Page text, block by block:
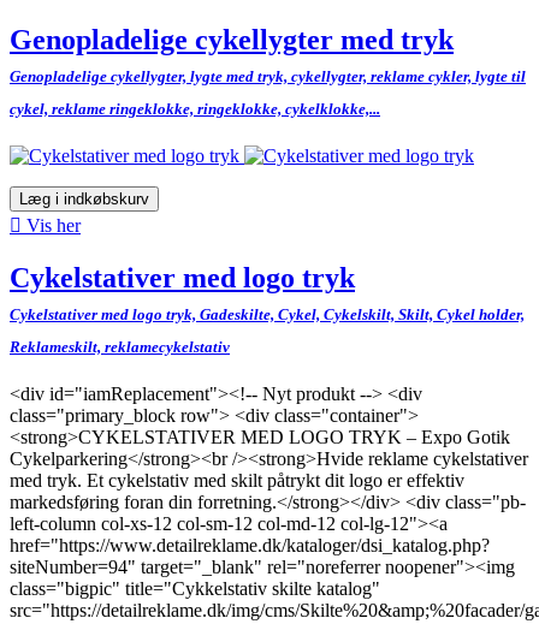
Genopladelige cykellygter med tryk
Genopladelige cykellygter, lygte med tryk, cykellygter, reklame cykler, lygte til
cykel, reklame ringeklokke, ringeklokke, cykelklokke,...
Læg i indkøbskurv
 Vis her
Cykelstativer med logo tryk
Cykelstativer med logo tryk, Gadeskilte, Cykel, Cykelskilt, Skilt, Cykel holder,
Reklameskilt, reklamecykelstativ
<div id="iamReplacement"><!-- Nyt produkt --> <div
class="primary_block row"> <div class="container">
<strong>CYKELSTATIVER MED LOGO TRYK – Expo Gotik
Cykelparkering</strong><br /><strong>Hvide reklame cykelstativer
med tryk. Et cykelstativ med skilt påtrykt dit logo er effektiv
markedsføring foran din forretning.</strong></div> <div class="pb-
left-column col-xs-12 col-sm-12 col-md-12 col-lg-12"><a
href="https://www.detailreklame.dk/kataloger/dsi_katalog.php?
siteNumber=94" target="_blank" rel="noreferrer noopener"><img
class="bigpic" title="Cykkelstativ skilte katalog"
src="https://detailreklame.dk/img/cms/Skilte%20&amp;%20facader/